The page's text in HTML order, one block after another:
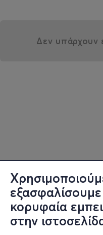
κορυφαία
στην
Δεν υπάρχουν